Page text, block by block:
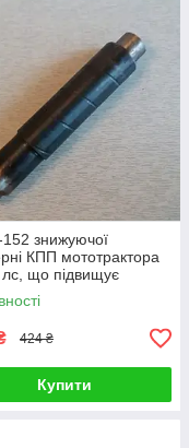
знижуючої
КПП мототрактора
що підвищує
424 ₴
Купити